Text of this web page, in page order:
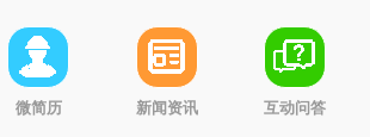
微简历 新闻资讯 互动问答